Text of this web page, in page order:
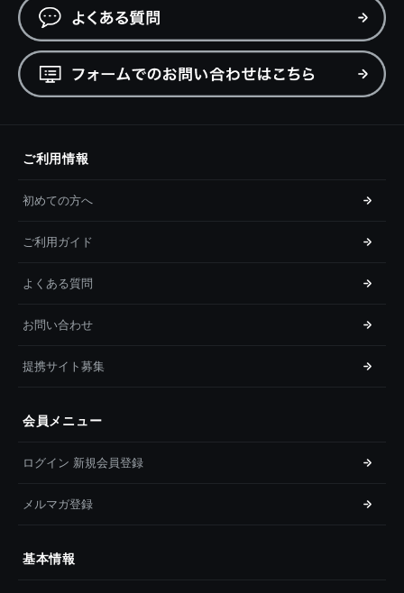
ご利用情報
初めての方へ
ご利用ガイド
よくある質問
お問い合わせ
提携サイト募集
会員メニュー
ログイン 新規会員登録
メルマガ登録
基本情報